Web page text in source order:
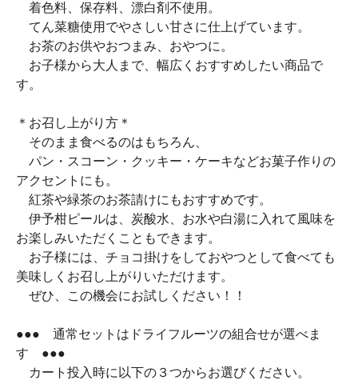
着色料、保存料、漂白剤不使用。
てん菜糖使用でやさしい甘さに仕上げています。
お茶のお供やおつまみ、おやつに。
お子様から大人まで、幅広くおすすめしたい商品で
す。
＊お召し上がり方＊
そのまま食べるのはもちろん、
パン・スコーン・クッキー・ケーキなどお菓子作りの
アクセントにも。
紅茶や緑茶のお茶請けにもおすすめです。
伊予柑ピールは、炭酸水、お水や白湯に入れて風味を
お楽しみいただくこともできます。
お子様には、チョコ掛けをしておやつとして食べても
美味しくお召し上がりいただけます。
ぜひ、この機会にお試しください！！
●●● 通常セットはドライフルーツの組合せが選べま
す ●●●
カート投入時に以下の３つからお選びください。